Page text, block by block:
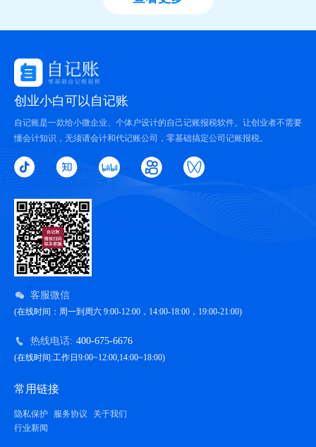
创业小白可以自记账
自记账是一款给小微企业、个体户设计的自己记账报税软件。让创业者不需要
懂会计知识，无须请会计和代记账公司，零基础搞定公司记账报税。
客服微信
(在线时间：周一到周六 9:00-12:00，14:00-18:00，19:00-21:00)
热线电话: 400-675-6676
(在线时间:工作日9:00~12:00,14:00~18:00)
常用链接
隐私保护 服务协议
关于我们
行业新闻